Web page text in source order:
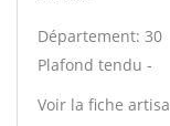
Département: 30
Plafond tendu -
Voir la fiche